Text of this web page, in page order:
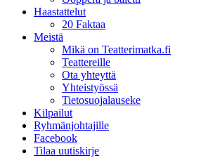
Haastattelut
20 Faktaa
Meistä
Mikä on Teatterimatka.fi
Teattereille
Ota yhteyttä
Yhteistyössä
Tietosuojalauseke
Kilpailut
Ryhmänjohtajille
Facebook
Tilaa uutiskirje